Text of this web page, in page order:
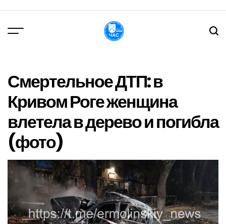
вмісту
Смертельное ДТП: в
Кривом Роге женщина
влетела в дерево и погибла
(фото)